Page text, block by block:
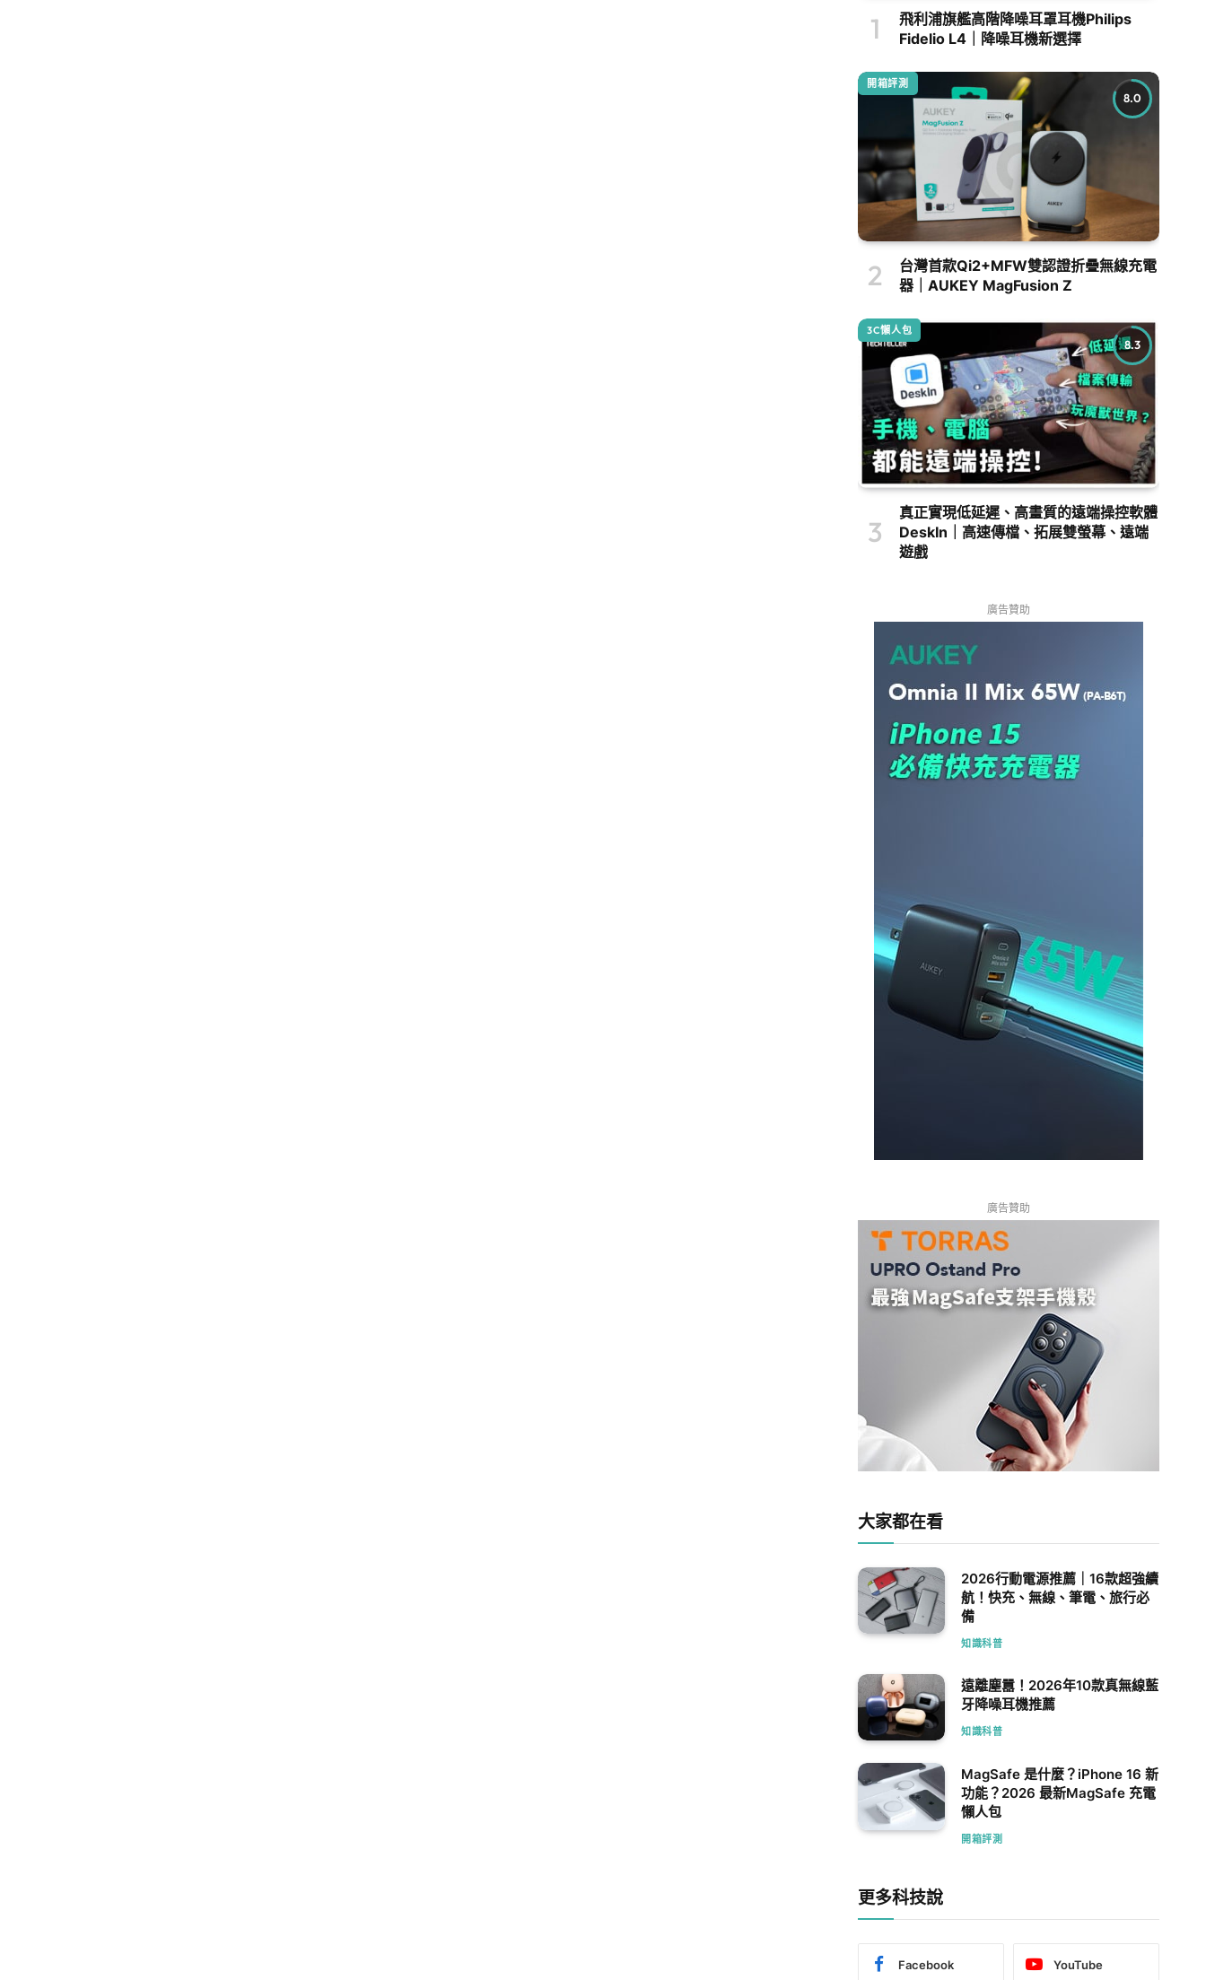
飛利浦旗艦高階降噪耳罩耳機Philips
Fidelio L4｜降噪耳機新選擇
8.0
開箱評測
台灣首款Qi2+MFW雙認證折疊無線充電
器｜AUKEY MagFusion Z
8.3
3C懶人包
真正實現低延遲、高畫質的遠端操控軟體
DeskIn｜高速傳檔、拓展雙螢幕、遠端
遊戲
廣告贊助
廣告贊助
大家都在看
2026行動電源推薦｜16款超強續
航！快充、無線、筆電、旅行必
備
知識科普
遠離塵囂！2026年10款真無線藍
牙降噪耳機推薦
知識科普
MagSafe 是什麼？iPhone 16 新
功能？2026 最新MagSafe 充電
懶人包
開箱評測
更多科技說
Facebook YouTube